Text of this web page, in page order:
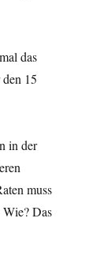
das
15
in der
muss
Wie? Das